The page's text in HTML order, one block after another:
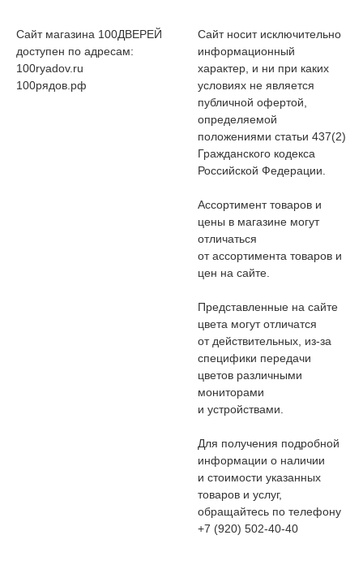
Сайт магазина 100ДВЕРЕЙ
доступен по адресам:
100ryadov.ru
100рядов.рф
Сайт носит исключительно
информационный
характер, и ни при каких
условиях не является
публичной офертой,
определяемой
положениями статьи 437(2)
Гражданского кодекса
Российской Федерации.
Ассортимент товаров и
цены в магазине могут
отличаться
от ассортимента товаров и
цен на сайте.
Представленные на сайте
цвета могут отличатся
от действительных, из-за
специфики передачи
цветов различными
мониторами
и устройствами.
Для получения подробной
информации о наличии
и стоимости указанных
товаров и услуг,
обращайтесь по телефону
+7 (920) 502-40-40